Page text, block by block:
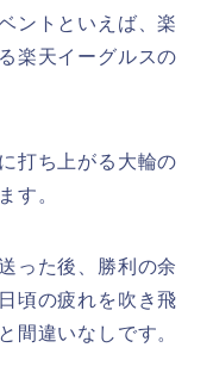
ントといえば、楽
楽天イーグルスの
打ち上がる大輪の
す。
った後、勝利の余
頃の疲れを吹き飛
間違いなしです。